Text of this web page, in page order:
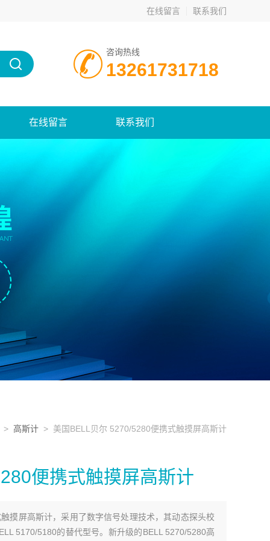
在线留言 联系我们
咨询热线
13261731718
在线留言 联系我们
高斯计 > 美国BELL贝尔 5270/5280便携式触摸屏高斯计
便携式触摸屏高斯计
摸屏高斯计，采用了数字信号处理技术，其动态探头校
5170/5180的替代型号。新升级的BELL 5270/5280高